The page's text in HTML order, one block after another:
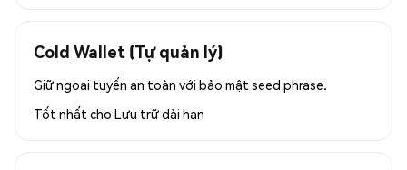
Cold Wallet (Tự quản lý)
Giữ ngoại tuyến an toàn với bảo mật seed phrase.
Tốt nhất cho Lưu trữ dài hạn